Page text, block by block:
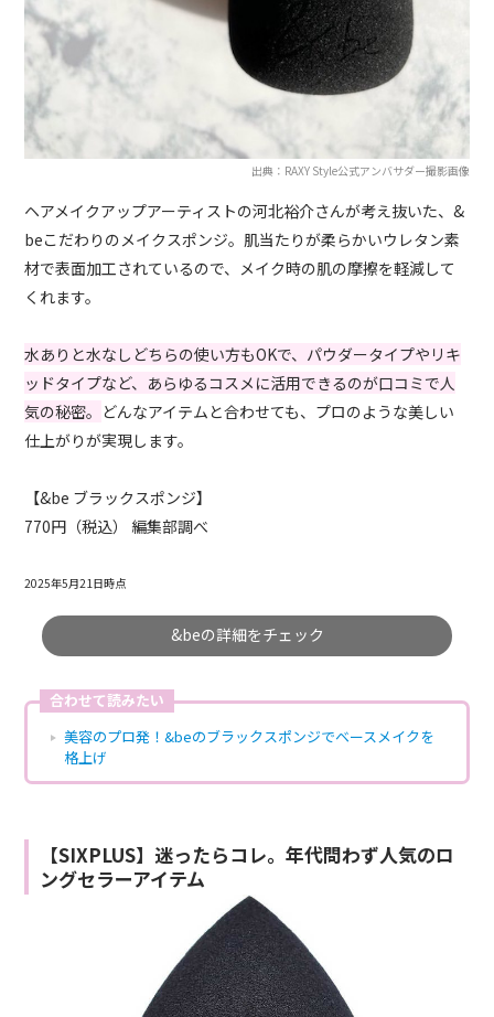
出典：RAXY Style公式アンバサダー撮影画像
ヘアメイクアップアーティストの河北裕介さんが考え抜いた、&
beこだわりのメイクスポンジ。肌当たりが柔らかいウレタン素
材で表面加工されているので、メイク時の肌の摩擦を軽減して
くれます。
水ありと水なしどちらの使い方もOKで、パウダータイプやリキ
ッドタイプなど、あらゆるコスメに活用できるのが口コミで人
気の秘密。 どんなアイテムと合わせても、プロのような美しい
仕上がりが実現します。
【&be ブラックスポンジ】
770円（税込） 編集部調べ
2025年5月21日時点
&beの詳細をチェック
合わせて読みたい
美容のプロ発！&beのブラックスポンジでベースメイクを
格上げ
【SIXPLUS】迷ったらコレ。年代問わず人気のロ
ングセラーアイテム